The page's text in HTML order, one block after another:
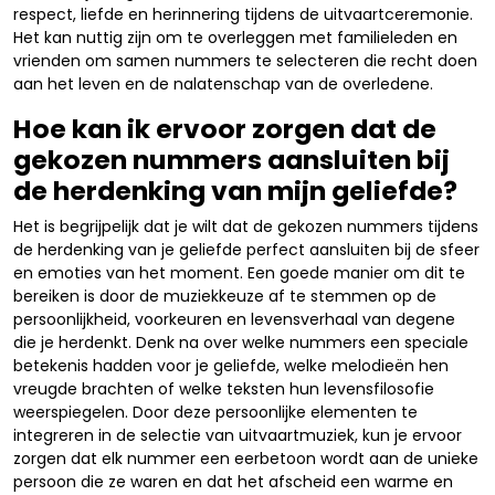
respect, liefde en herinnering tijdens de uitvaartceremonie.
Het kan nuttig zijn om te overleggen met familieleden en
vrienden om samen nummers te selecteren die recht doen
aan het leven en de nalatenschap van de overledene.
Hoe kan ik ervoor zorgen dat de
gekozen nummers aansluiten bij
de herdenking van mijn geliefde?
Het is begrijpelijk dat je wilt dat de gekozen nummers tijdens
de herdenking van je geliefde perfect aansluiten bij de sfeer
en emoties van het moment. Een goede manier om dit te
bereiken is door de muziekkeuze af te stemmen op de
persoonlijkheid, voorkeuren en levensverhaal van degene
die je herdenkt. Denk na over welke nummers een speciale
betekenis hadden voor je geliefde, welke melodieën hen
vreugde brachten of welke teksten hun levensfilosofie
weerspiegelen. Door deze persoonlijke elementen te
integreren in de selectie van uitvaartmuziek, kun je ervoor
zorgen dat elk nummer een eerbetoon wordt aan de unieke
persoon die ze waren en dat het afscheid een warme en